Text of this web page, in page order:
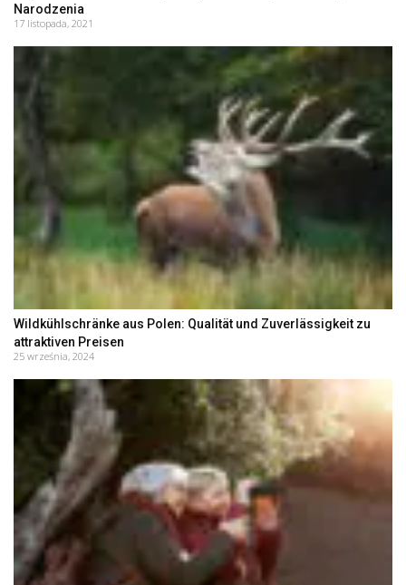
Narodzenia
17 listopada, 2021
Wildkühlschränke aus Polen: Qualität und Zuverlässigkeit zu
attraktiven Preisen
25 września, 2024